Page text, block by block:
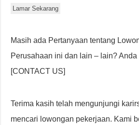
Lamar Sekarang
Masih ada Pertanyaan tentang
Perusahaan ini dan lain – lain? Anda
[CONTACT US]
Terima kasih telah mengunjungi
mencari lowongan pekerjaan. Kami